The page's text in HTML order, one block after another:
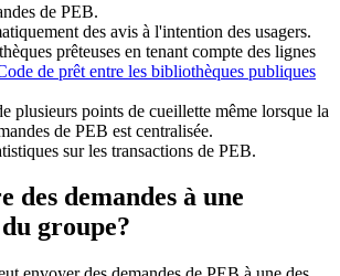
de PEB.
des avis à l'intention des usagers.
prêteuses en tenant compte des lignes
de prêt entre les bibliothèques publiques
plusieurs points de cueillette même lorsque la
de PEB est centralisée.
sur les transactions de PEB.
des demandes à une
groupe?